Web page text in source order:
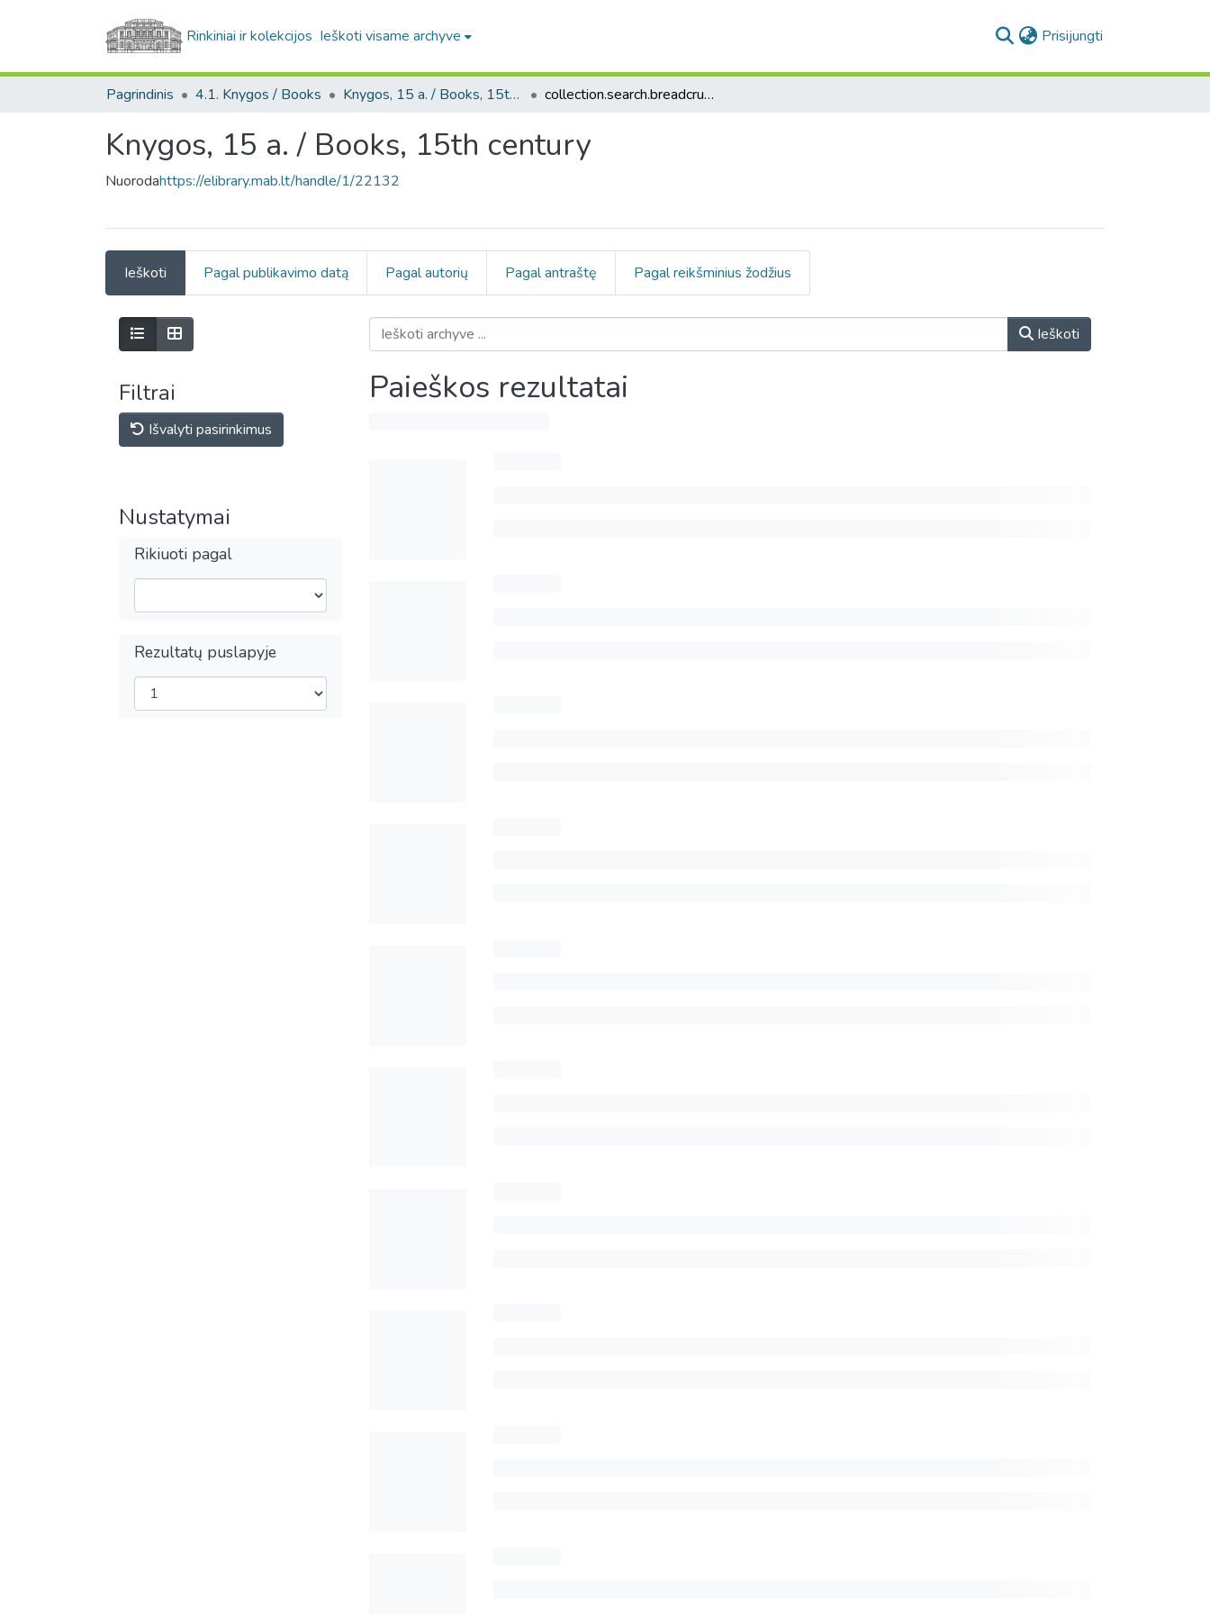
Rinkiniai ir kolekcijos Ieškoti visame archyve Prisijungti
Pagrindinis 4.1. Knygos / Books Knygos, 15 a. / Books, 15th century collection.search.breadcrumbs
Knygos, 15 a. / Books, 15th century
Nuorodahttps://elibrary.mab.lt/handle/1/22132
Ieškoti Pagal publikavimo datą Pagal autorių Pagal antraštę Pagal reikšminius žodžius
Filtrai
Išvalyti pasirinkimus
Nustatymai
Rikiuoti pagal
Rezultatų puslapyje
Ieškoti
Paieškos rezultatai